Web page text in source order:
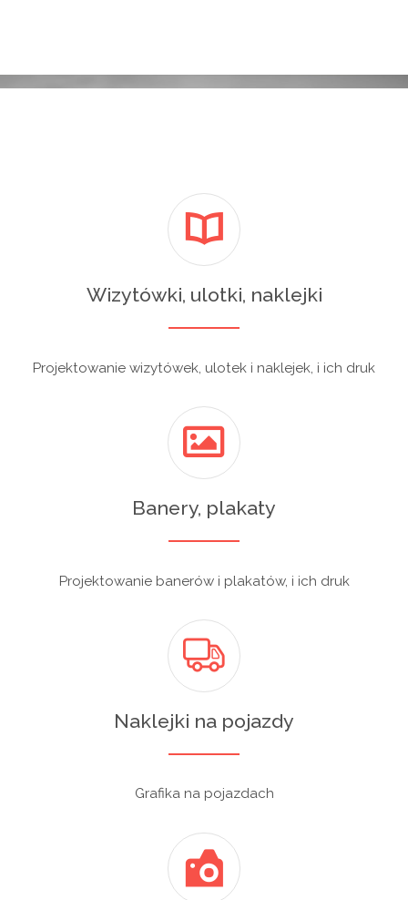
Wizytówki, ulotki, naklejki
Projektowanie wizytówek, ulotek i naklejek, i ich druk
Banery, plakaty
Projektowanie banerów i plakatów, i ich druk
Naklejki na pojazdy
Grafika na pojazdach